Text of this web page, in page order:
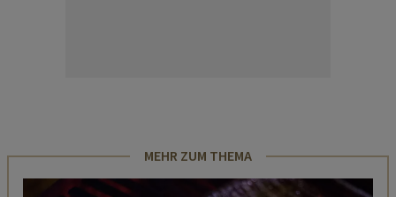
MEHR ZUM THEMA